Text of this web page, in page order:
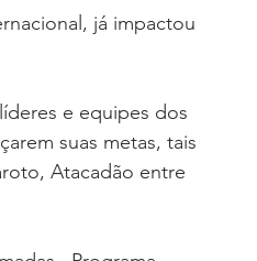
já impactou
e equipes dos
suas metas, tais
Atacadão entre